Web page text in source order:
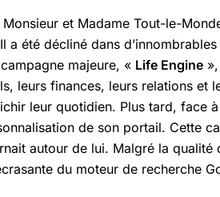
et Madame Tout-le-
a été décliné dans
majeure, « Life Engine
leurs finances, leurs relations et
leur quotidien. Plus tard, face
de son portail. Cette
autour de lui. Malgré la qualité
du moteur de recherche